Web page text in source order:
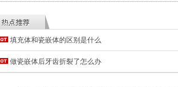
填充体和瓷嵌体的区别是什么
做瓷嵌体后牙齿折裂了怎么办